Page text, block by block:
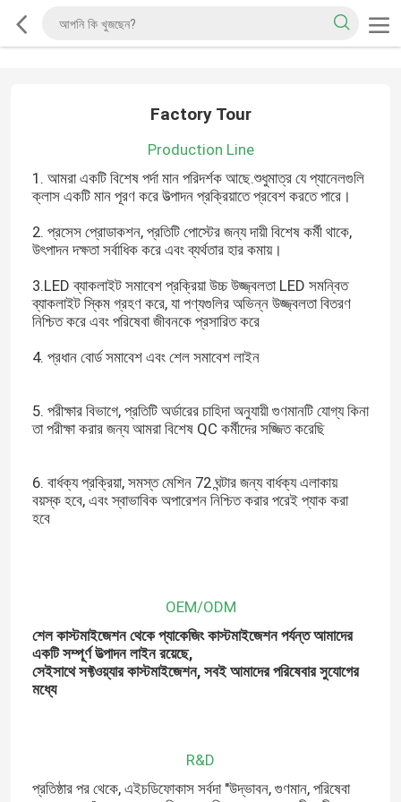
Factory Tour
Production Line
1. আমরা একটি বিশেষ পর্দা মান পরিদর্শক আছে.শুধুমাত্র যে প্যানেলগুলি
ক্লাস একটি মান পূরণ করে উত্পাদন প্রক্রিয়াতে প্রবেশ করতে পারে।
2. প্রসেস প্রোডাকশন, প্রতিটি পোস্টের জন্য দায়ী বিশেষ কর্মী থাকে,
উৎপাদন দক্ষতা সর্বাধিক করে এবং ব্যর্থতার হার কমায়।
3.LED ব্যাকলাইট সমাবেশ প্রক্রিয়া উচ্চ উজ্জ্বলতা LED সমন্বিত
ব্যাকলাইট স্কিম গ্রহণ করে, যা পণ্যগুলির অভিন্ন উজ্জ্বলতা বিতরণ
নিশ্চিত করে এবং পরিষেবা জীবনকে প্রসারিত করে
4. প্রধান বোর্ড সমাবেশ এবং শেল সমাবেশ লাইন
5. পরীক্ষার বিভাগে, প্রতিটি অর্ডারের চাহিদা অনুযায়ী গুণমানটি যোগ্য কিনা
তা পরীক্ষা করার জন্য আমরা বিশেষ QC কর্মীদের সজ্জিত করেছি
6. বার্ধক্য প্রক্রিয়া, সমস্ত মেশিন 72 ঘন্টার জন্য বার্ধক্য এলাকায়
বয়স্ক হবে, এবং স্বাভাবিক অপারেশন নিশ্চিত করার পরেই প্যাক করা
হবে
OEM/ODM
শেল কাস্টমাইজেশন থেকে প্যাকেজিং কাস্টমাইজেশন পর্যন্ত আমাদের
একটি সম্পূর্ণ উত্পাদন লাইন রয়েছে,
সেইসাথে সফ্টওয়্যার কাস্টমাইজেশন, সবই আমাদের পরিষেবার সুযোগের
মধ্যে
R&D
প্রতিষ্ঠার পর থেকে, এইচডিফোকাস সর্বদা "উদ্ভাবন, গুণমান, পরিষেবা